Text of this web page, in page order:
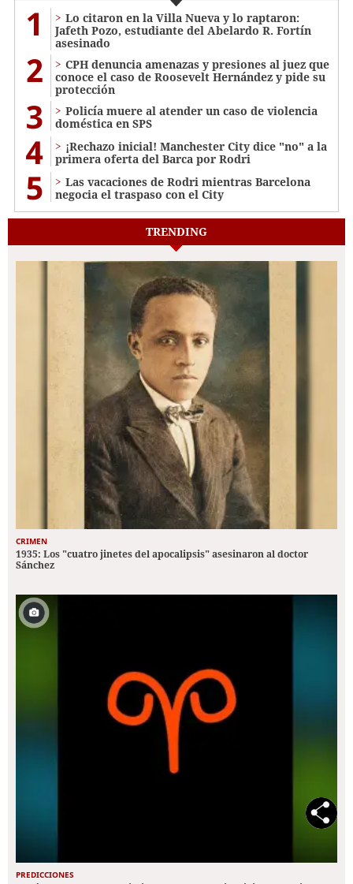
1
Lo citaron en la Villa Nueva y lo raptaron:
Jafeth Pozo, estudiante del Abelardo R. Fortín
asesinado
2
CPH denuncia amenazas y presiones al juez que
conoce el caso de Roosevelt Hernández y pide su
protección
3
Policía muere al atender un caso de violencia
doméstica en SPS
4
¡Rechazo inicial! Manchester City dice "no" a la
primera oferta del Barca por Rodri
5
Las vacaciones de Rodri mientras Barcelona
negocia el traspaso con el City
TRENDING
CRIMEN
1935: Los "cuatro jinetes del apocalipsis" asesinaron al doctor
Sánchez
PREDICCIONES